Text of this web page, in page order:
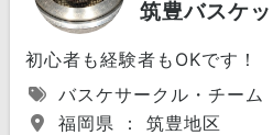
筑豊バスケッ
初心者も経験者もOKです！
バスケサークル・チーム
福岡県 ： 筑豊地区